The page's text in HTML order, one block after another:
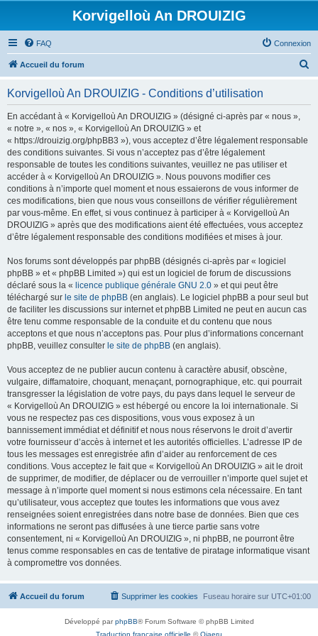
Korvigelloù An DROUIZIG
FAQ Connexion
Accueil du forum
Korvigelloù An DROUIZIG - Conditions d’utilisation
En accédant à « Korvigelloù An DROUIZIG » (désigné ci-après par « nous »,
« notre », « nos », « Korvigelloù An DROUIZIG » et
« https://drouizig.org/phpBB3 »), vous acceptez d’être légalement responsable
des conditions suivantes. Si vous n’acceptez pas d’être légalement
responsable de toutes les conditions suivantes, veuillez ne pas utiliser et
accéder à « Korvigelloù An DROUIZIG ». Nous pouvons modifier ces
conditions à n’importe quel moment et nous essaierons de vous informer de
ces modifications, bien que nous vous conseillons de vérifier régulièrement
par vous-même. En effet, si vous continuez à participer à « Korvigelloù An
DROUIZIG » après que des modifications aient été effectuées, vous acceptez
d’être légalement responsable des conditions modifiées et mises à jour.
Nos forums sont développés par phpBB (désignés ci-après par « logiciel
phpBB » et « phpBB Limited ») qui est un logiciel de forum de discussions
déclaré sous la « licence publique générale GNU 2.0 » et qui peut être
téléchargé sur le site de phpBB (en anglais). Le logiciel phpBB a pour seul but
de faciliter les discussions sur internet et phpBB Limited ne peut en aucun cas
être tenu comme responsable de la conduite et du contenu que nous
acceptons et que nous n’acceptons pas. Pour plus d’informations concernant
phpBB, veuillez consulter le site de phpBB (en anglais).
Vous acceptez de ne publier aucun contenu à caractère abusif, obscène,
vulgaire, diffamatoire, choquant, menaçant, pornographique, etc. qui pourrait
transgresser la législation de votre pays, du pays dans lequel le serveur de
« Korvigelloù An DROUIZIG » est hébergé ou encore la loi internationale. Si
vous ne respectez pas ces dispositions, vous vous exposez à un
bannissement immédiat et définitif et nous nous réservons le droit d’avertir
votre fournisseur d’accès à internet et les autorités officielles. L’adresse IP de
tous les messages est enregistrée afin d’aider au renforcement de ces
conditions. Vous acceptez le fait que « Korvigelloù An DROUIZIG » ait le droit
de supprimer, de modifier, de déplacer ou de verrouiller n’importe quel sujet et
message à n’importe quel moment si nous estimons cela nécessaire. En tant
qu’utilisateur, vous acceptez que toutes les informations que vous avez
renseignées soient enregistrées dans notre base de données. Bien que ces
informations ne seront pas diffusées à une tierce partie sans votre
consentement, ni « Korvigelloù An DROUIZIG », ni phpBB, ne pourront être
tenus comme responsables en cas de tentative de piratage informatique visant
à compromettre vos données.
Accueil du forum Fuseau horaire sur UTC+01:00
Supprimer les cookies
Développé parphpBB® Forum Software © phpBB Limited
Traduction française officielle ©Qiaeru